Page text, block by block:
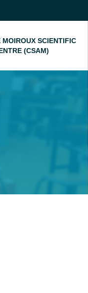
MOIROUX SCIENTIFIC
(CSAM)